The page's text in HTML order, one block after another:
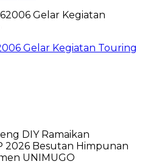
Gelar Kegiatan Touring